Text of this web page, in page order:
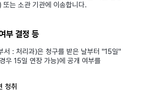
또는 소관 기관에 이송합니다.
부 결정 등
서 : 처리과)은 청구를 받은 날부터 "15일"
우 15일 연장 가능)에 공개 여부를
청취